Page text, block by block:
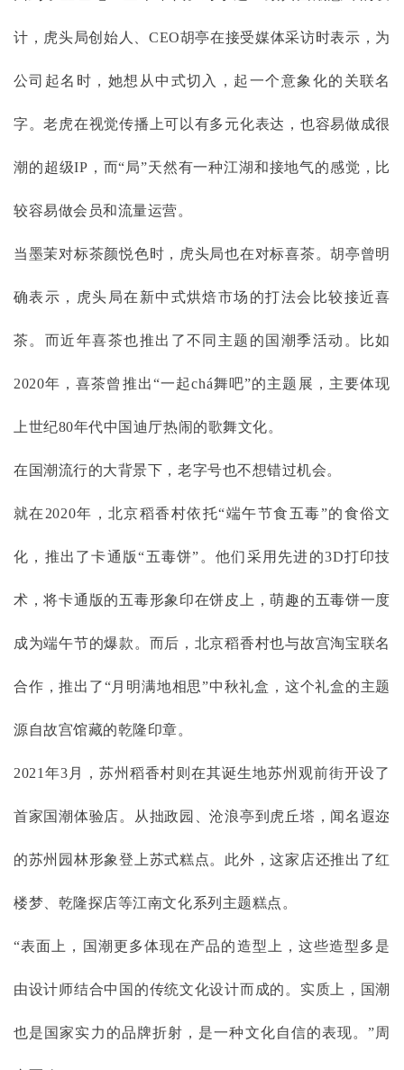
计，虎头局创始人、CEO胡亭在接受媒体采访时表示，为
公司起名时，她想从中式切入，起一个意象化的关联名
字。老虎在视觉传播上可以有多元化表达，也容易做成很
潮的超级IP，而“局”天然有一种江湖和接地气的感觉，比
较容易做会员和流量运营。
当墨茉对标茶颜悦色时，虎头局也在对标喜茶。胡亭曾明
确表示，虎头局在新中式烘焙市场的打法会比较接近喜
茶。而近年喜茶也推出了不同主题的国潮季活动。比如
2020年，喜茶曾推出“一起chá舞吧”的主题展，主要体现
上世纪80年代中国迪厅热闹的歌舞文化。
在国潮流行的大背景下，老字号也不想错过机会。
就在 2020年，北京稻香村依托“端午节食五毒”的食俗文
化，推出了卡通版“五毒饼”。他们采用先进的3D打印技
术，将卡通版的五毒形象印在饼皮上，萌趣的五毒饼一度
成为端午节的爆款。而后，北京稻香村也与故宫淘宝联名
合作，推出了“月明满地相思”中秋礼盒，这个礼盒的主题
源自故宫馆藏的乾隆印章。
2021年3月，苏州稻香村则在其诞生地苏州观前街开设了
首家国潮体验店。从拙政园、沧浪亭到虎丘塔，闻名遐迩
的苏州园林形象登上苏式糕点。此外，这家店还推出了红
楼梦、乾隆探店等江南文化系列主题糕点。
“表面上，国潮更多体现在产品的造型上，这些造型多是
由设计师结合中国的传统文化设计而成的。实质上，国潮
也是国家实力的品牌折射，是一种文化自信的表现。”周